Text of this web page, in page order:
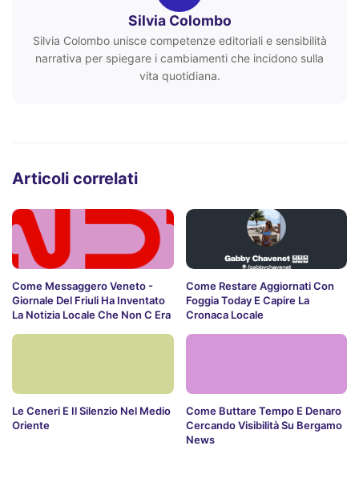
Silvia Colombo
Silvia Colombo unisce competenze editoriali e sensibilità
narrativa per spiegare i cambiamenti che incidono sulla
vita quotidiana.
Articoli correlati
Come Messaggero Veneto -
Giornale Del Friuli Ha Inventato
La Notizia Locale Che Non C Era
Come Restare Aggiornati Con
Foggia Today E Capire La
Cronaca Locale
Le Ceneri E Il Silenzio Nel Medio
Oriente
Come Buttare Tempo E Denaro
Cercando Visibilità Su Bergamo
News